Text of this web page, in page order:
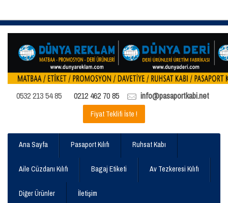
0532 213 54 85 0212 462 70 85 info@pasaportkabi.net
Fiyat Teklifi İste !
Ana Sayfa Pasaport Kılıfı Ruhsat Kabı
Aile Cüzdanı Kılıfı Bagaj Etiketi Av Tezkeresi Kılıfı
Diğer Ürünler İletişim